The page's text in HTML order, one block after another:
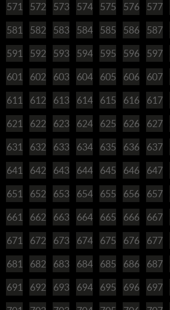
571 572 573 574 575 576 577
581 582 583 584 585 586 587
591 592 593 594 595 596 597
601 602 603 604 605 606 607
611 612 613 614 615 616 617
621 622 623 624 625 626 627
631 632 633 634 635 636 637
641 642 643 644 645 646 647
651 652 653 654 655 656 657
661 662 663 664 665 666 667
671 672 673 674 675 676 677
681 682 683 684 685 686 687
691 692 693 694 695 696 697